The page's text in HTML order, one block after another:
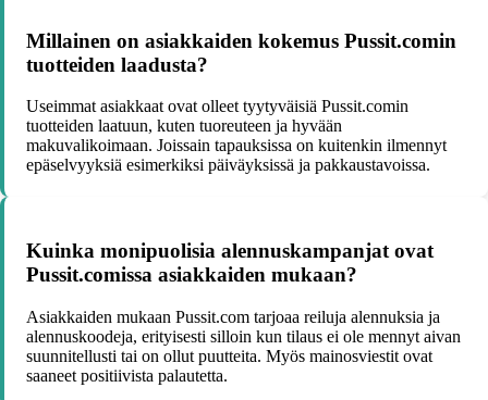
Millainen on asiakkaiden kokemus Pussit.comin
tuotteiden laadusta?
Useimmat asiakkaat ovat olleet tyytyväisiä Pussit.comin
tuotteiden laatuun, kuten tuoreuteen ja hyvään
makuvalikoimaan. Joissain tapauksissa on kuitenkin ilmennyt
epäselvyyksiä esimerkiksi päiväyksissä ja pakkaustavoissa.
Kuinka monipuolisia alennuskampanjat ovat
Pussit.comissa asiakkaiden mukaan?
Asiakkaiden mukaan Pussit.com tarjoaa reiluja alennuksia ja
alennuskoodeja, erityisesti silloin kun tilaus ei ole mennyt aivan
suunnitellusti tai on ollut puutteita. Myös mainosviestit ovat
saaneet positiivista palautetta.